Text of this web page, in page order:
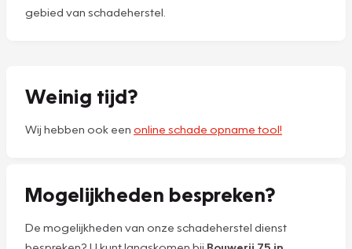
gebied van schadeherstel.
Weinig tijd?
Wij hebben ook een online schade opname tool!
Mogelijkheden bespreken?
De mogelijkheden van onze schadeherstel dienst